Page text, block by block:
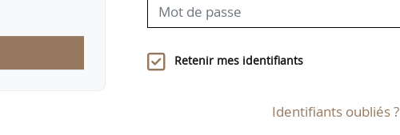
Retenir mes identifiants
Identifiants oubliés ?